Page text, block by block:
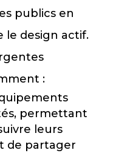
publics en
le design actif.
:
permettant
leurs
de partager